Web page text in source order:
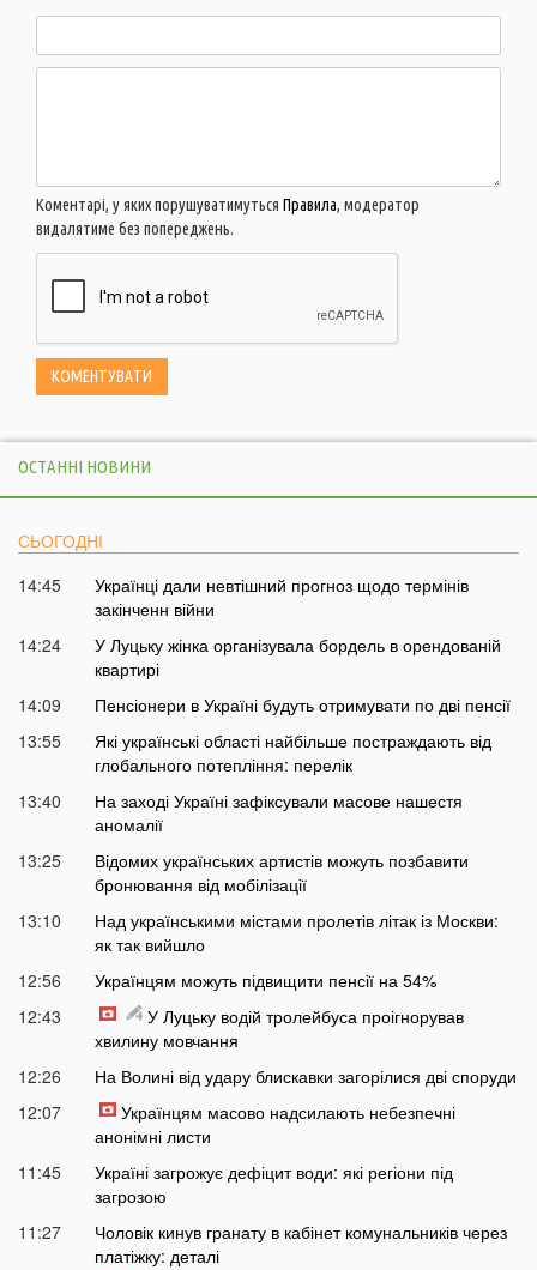
Коментарі, у яких порушуватимуться Правила, модератор
видалятиме без попереджень.
ОСТАННІ НОВИНИ
СЬОГОДНІ
14:45
Українці дали невтішний прогноз щодо термінів
закінченн війни
14:24
У Луцьку жінка організувала бордель в орендованій
квартирі
14:09
Пенсіонери в Україні будуть отримувати по дві пенсії
13:55
Які українські області найбільше постраждають від
глобального потепління: перелік
13:40
На заході Україні зафіксували масове нашестя
аномалії
13:25
Відомих українських артистів можуть позбавити
бронювання від мобілізації
13:10
Над українськими містами пролетів літак із Москви:
як так вийшло
12:56
Українцям можуть підвищити пенсії на 54%
12:43
У Луцьку водій тролейбуса проігнорував
хвилину мовчання
12:26
На Волині від удару блискавки загорілися дві споруди
12:07
Українцям масово надсилають небезпечні
анонімні листи
11:45
Україні загрожує дефіцит води: які регіони під
загрозою
11:27
Чоловік кинув гранату в кабінет комунальників через
платіжку: деталі